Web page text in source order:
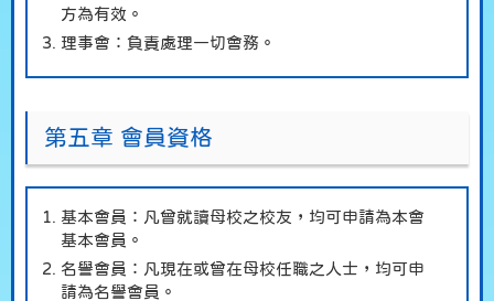
方為有效。
理事會：負責處理一切會務。
第五章 會員資格
基本會員：凡曾就讀母校之校友，均可申請為本會
基本會員。
名譽會員：凡現在或曾在母校任職之人士，均可申
請為名譽會員。